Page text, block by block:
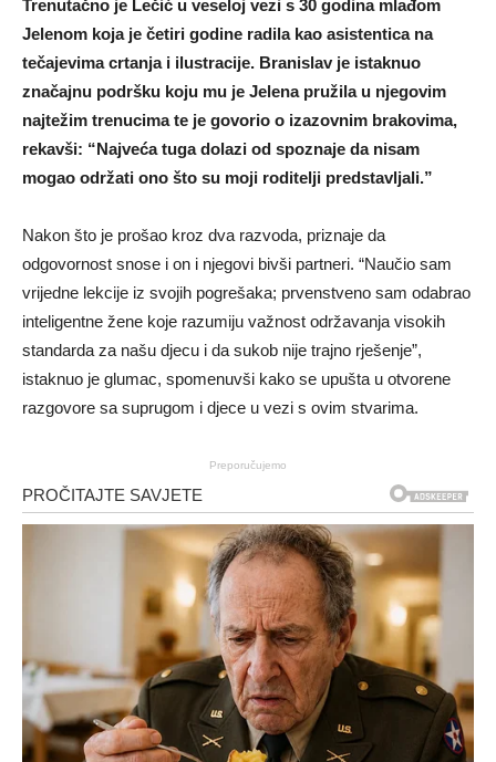
Trenutačno je Lečić u veseloj vezi s 30 godina mlađom
Jelenom koja je četiri godine radila kao asistentica na
tečajevima crtanja i ilustracije. Branislav je istaknuo
značajnu podršku koju mu je Jelena pružila u njegovim
najtežim trenucima te je govorio o izazovnim brakovima,
rekavši: “Najveća tuga dolazi od spoznaje da nisam
mogao održati ono što su moji roditelji predstavljali.”
Nakon što je prošao kroz dva razvoda, priznaje da
odgovornost snose i on i njegovi bivši partneri. “Naučio sam
vrijedne lekcije iz svojih pogrešaka; prvenstveno sam odabrao
inteligentne žene koje razumiju važnost održavanja visokih
standarda za našu djecu i da sukob nije trajno rješenje”,
istaknuo je glumac, spomenuvši kako se upušta u otvorene
razgovore sa suprugom i djece u vezi s ovim stvarima.
Preporučujemo